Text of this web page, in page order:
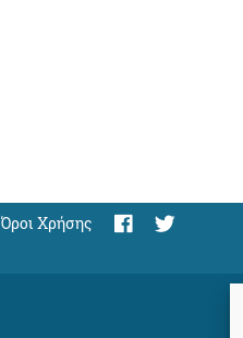
Όροι Χρήσης